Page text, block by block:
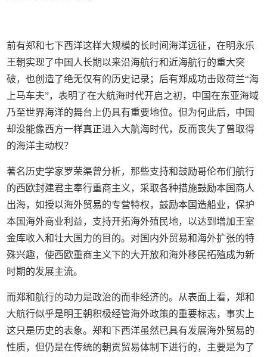
前有郑和七下西洋这样大规模的长时间海洋远征，在明永乐
王朝实现了中国人长期以来沿海航行和近海航行的重大突
破，也创造了绝无仅有的历史记录；后有郑成功击败荷兰“海
上马车夫”，表明了在大航海时代开启之初，中国在东亚海域
乃至世界海洋的舞台上仍具有重要地位。但为何此后，中国
却没能像西方一样真正进入大航海时代，反而丧失了曾取得
的海洋主动权？
著名历史学家罗荣渠曾分析，那些支持和鼓励哥伦布们航行
的西欧封建君主奉行重商主义，采取各种措施鼓励本国商人
出海，如授以海外贸易的专营特权，鼓励本国造船业，保护
本国海外商业利益，支持开拓海外殖民地，以达到增加王室
金库收入和壮大国力的目的。对国内外贸易和海外扩张的特
殊兴趣，使西欧重商主义下的大开放和海外移民拓殖成为新
时期的发展主流。
而郑和航行的动力是政治的而非经济的。从表面上看，郑和
大航行似乎是明王朝积极经管海外政策的重要标志，事实上
这只是历史的表象。郑和下西洋虽然已具有发展海外贸易的
性质，但仍是在传统的朝贡贸易体制下进行的，主要是为了